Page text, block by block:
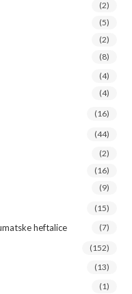
(2)
(5)
(2)
(8)
(4)
(4)
(16)
(44)
(2)
(16)
(9)
(15)
heftalice (7)
(152)
(13)
(1)